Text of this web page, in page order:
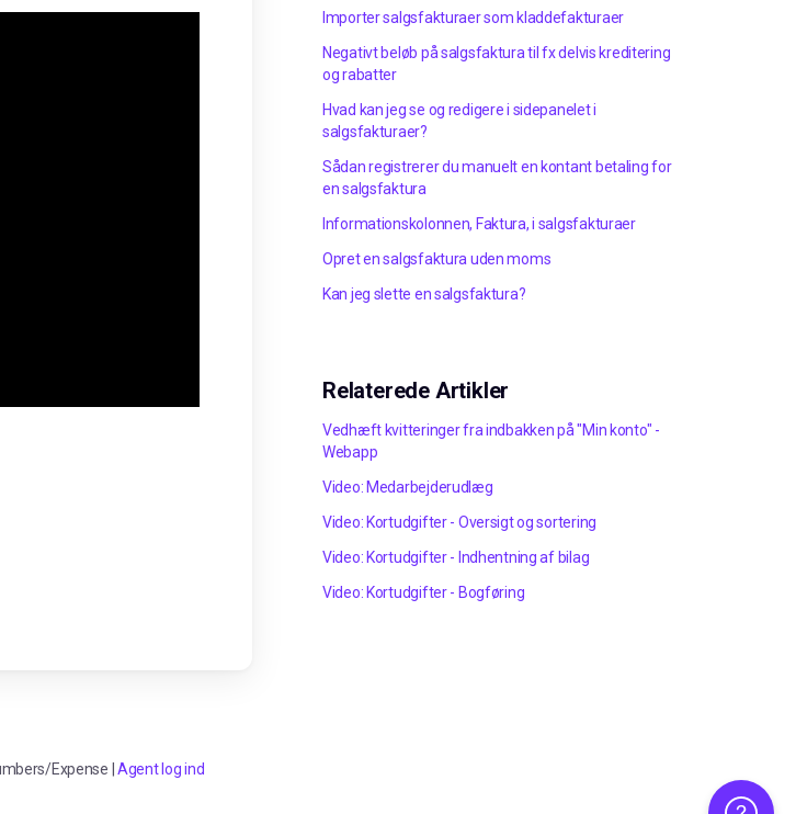
Importer salgsfakturaer som kladdefakturaer
Negativt beløb på salgsfaktura til fx delvis kreditering
og rabatter
Hvad kan jeg se og redigere i sidepanelet i
salgsfakturaer?
Sådan registrerer du manuelt en kontant betaling for
en salgsfaktura
Informationskolonnen, Faktura, i salgsfakturaer
Opret en salgsfaktura uden moms
Kan jeg slette en salgsfaktura?
Relaterede Artikler
Vedhæft kvitteringer fra indbakken på "Min konto" -
Webapp
Video: Medarbejderudlæg
Video: Kortudgifter - Oversigt og sortering
Video: Kortudgifter - Indhentning af bilag
Video: Kortudgifter - Bogføring
Expense |Agent log ind